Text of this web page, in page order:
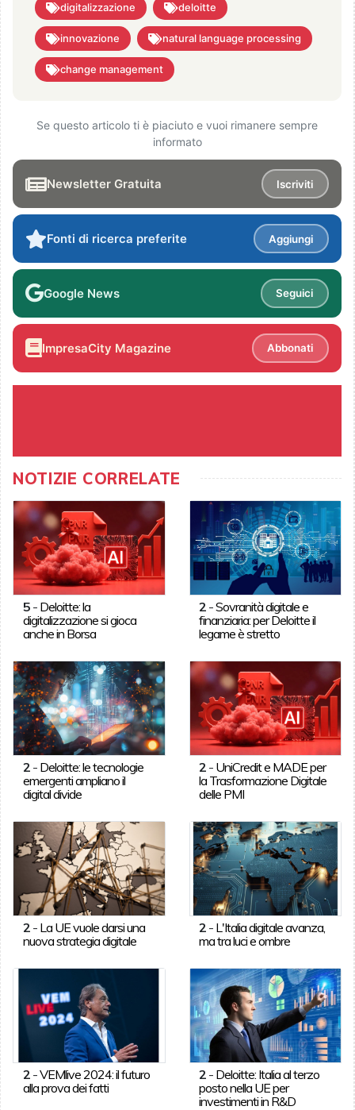
digitalizzazione deloitte
innovazione natural language processing
change management
Se questo articolo ti è piaciuto e vuoi rimanere sempre
informato
Newsletter Gratuita Iscriviti
Fonti di ricerca preferite Aggiungi
Google News Seguici
ImpresaCity Magazine Abbonati
NOTIZIE CORRELATE
5- Deloitte: la
digitalizzazione si gioca
anche in Borsa
2 -Sovranità digitale e
finanziaria: per Deloitte il
legame è stretto
2- Deloitte: le tecnologie
emergenti ampliano il
digital divide
2 - UniCredit e MADE per
la Trasformazione Digitale
delle PMI
2- La UE vuole darsi una
nuova strategia digitale
2 - L'Italia digitale avanza,
ma tra luci e ombre
2-VEMlive 2024: il futuro
alla prova dei fatti
2 - Deloitte: Italia al terzo
posto nella UE per
investimenti in R&D